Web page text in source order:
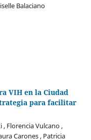
Balaciano
VIH en la Ciudad
para facilitar
, Florencia Vulcano ,
Carones , Patricia